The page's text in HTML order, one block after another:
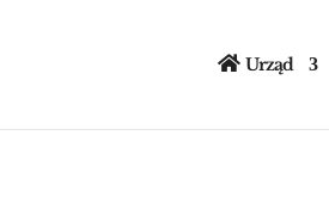
Urząd